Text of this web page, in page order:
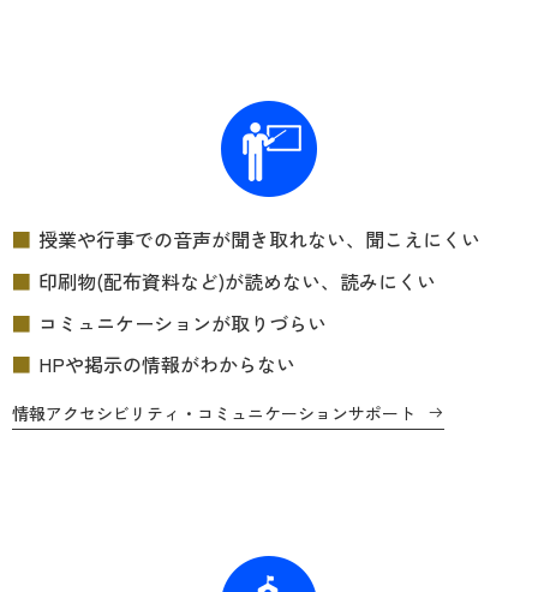
授業や行事での音声が聞き取れない、聞こえにくい
印刷物(配布資料など)が読めない、読みにくい
コミュニケーションが取りづらい
HPや掲示の情報がわからない
情報アクセシビリティ・コミュニケーションサポート